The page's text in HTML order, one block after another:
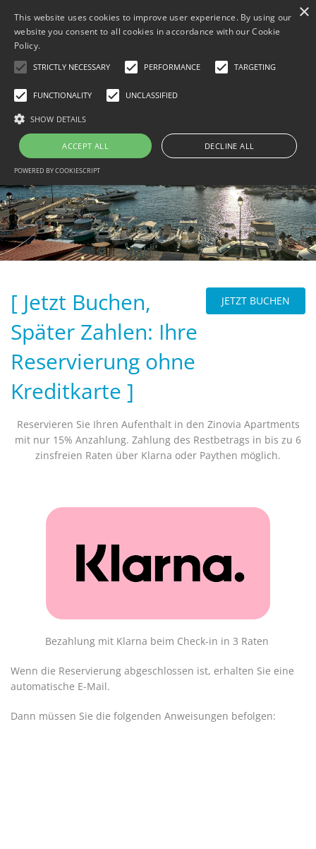
MENÜ
HOME
JETZT BUCHEN, SPÄTER
GALERIE
THINGS TO DO
KONTAKT
TRAVEL WITH BESAFE
[ DATA PROTECTION ]
JETZT BUCHEN
[ Jetzt Buchen,
Später Zahlen: Ihre
Reservierung ohne
Kreditkarte ]
Reservieren Sie Ihren Aufenthalt in den Zinovia Apartments
mit nur 15% Anzahlung. Zahlung des Restbetrags in bis zu 6
zinsfreien Raten über Klarna oder Paythen möglich.
Bezahlung mit Klarna beim Check-in in 3 Raten
Wenn die Reservierung abgeschlossen ist, erhalten Sie eine
automatische E-Mail.
Dann müssen Sie die folgenden Anweisungen befolgen:
×
This website uses cookies to improve user experience. By using our
website you consent to all cookies in accordance with our Cookie
Policy.
STRICTLY NECESSARY PERFORMANCE TARGETING
FUNCTIONALITY UNCLASSIFIED
SHOW DETAILS
ACCEPT ALL DECLINE ALL
POWERED BY COOKIESCRIPT